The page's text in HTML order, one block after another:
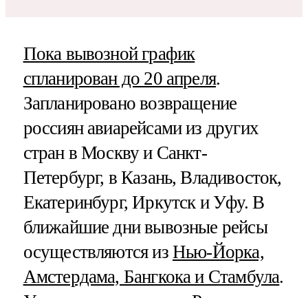
Пока вывозной график
спланирован до 20 апреля.
Запланировано возвращение
россиян авиарейсами из других
стран в Москву и Санкт-
Петербург, в Казань, Владивосток,
Екатеринбург, Иркутск и Уфу. В
ближайшие дни вывозные рейсы
осуществляются из Нью-Йорка,
Амстердама, Бангкока и Стамбула.